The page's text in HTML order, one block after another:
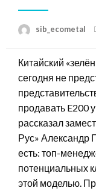
sib_ecometal
Китайский
сегодня не
продавать E200
рассказал
Рус» Александр
есть: топ-
потенциальных
этой моделью.